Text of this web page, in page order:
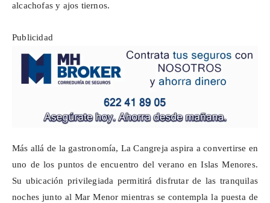
alcachofas y ajos tiernos.
Publicidad
Más allá de la gastronomía, La Cangreja aspira a convertirse en
uno de los puntos de encuentro del verano en Islas Menores.
Su ubicación privilegiada permitirá disfrutar de las tranquilas
noches junto al Mar Menor mientras se contempla la puesta de